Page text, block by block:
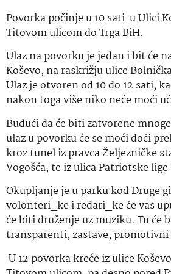
Povorka počinje u 10 sati u Ulici
Titovom ulicom do Trga BiH.
Ulaz na povorku je jedan i bit će
Koševo, na raskrižju ulice
Ulaz je otvoren od 10 do 12 sati,
nakon toga više niko neće moći
Budući da će biti zatvorene
ulaz u povorku će se moći doći
kroz tunel iz pravca Željezničke
Vogošća, te iz ulica Patriotske
Okupljanje je u parku kod Druge
volonteri_ke i redari_ke će vas
će biti druženje uz muziku. Tu će
transparenti, zastave,
U 12 povorka kreće iz ulice